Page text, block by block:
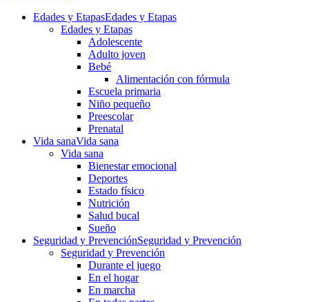
Edades y EtapasEdades y Etapas
Edades y Etapas
Adolescente
Adulto joven
Bebé
Alimentación con fórmula
Escuela primaria
Niño pequeño
Preescolar
Prenatal
Vida sanaVida sana
Vida sana
Bienestar emocional
Deportes
Estado físico
Nutrición
Salud bucal
Sueño
Seguridad y PrevenciónSeguridad y Prevención
Seguridad y Prevención
Durante el juego
En el hogar
En marcha